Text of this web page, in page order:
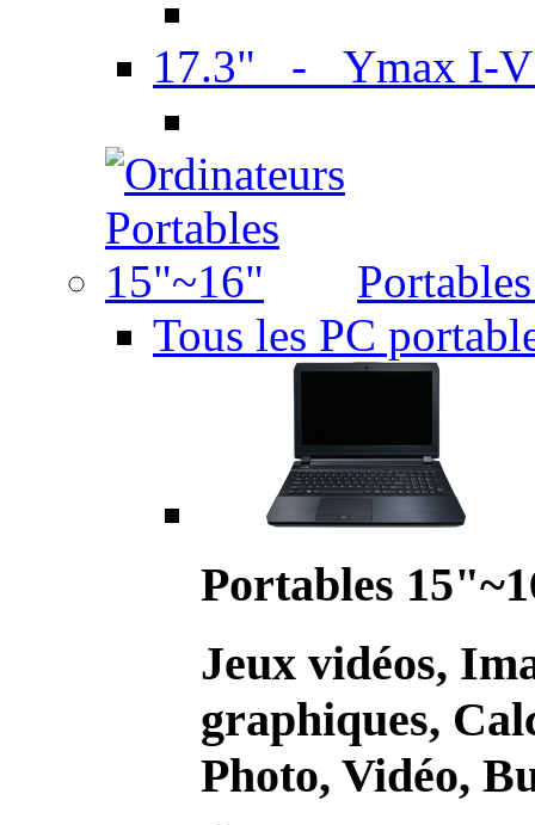
17.3" - Ymax I-
Tous les PC
Portables
Jeux vidéos,
graphiques,
Photo, Vidéo,